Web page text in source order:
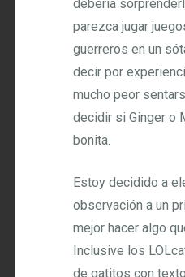
debería
parezca jugar
guerreros en un
decir por
mucho peor
decidir si Ginger o
bonita.
Estoy decidido a
observación a un
mejor hacer algo
Inclusive los
de gatitos con